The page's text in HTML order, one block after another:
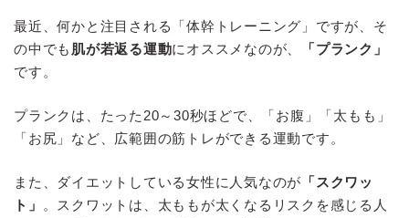
最近、何かと注目される「体幹トレーニング」ですが、そ
の中でも 肌が若返る運動にオススメなのが、
「プランク」
です。
プランクは、たった20～30秒ほどで、「お腹」「太もも」
「お尻」など、広範囲の筋トレができる運動です。
また、ダイエットしている女性に人気なのが 「スクワッ
ト」
。スクワットは、太ももが太くなるリスクを感じる人